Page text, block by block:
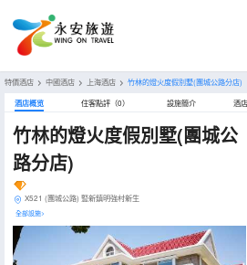
特價酒店 > 中國酒店 > 上海酒店 > 竹林的燈火度假別墅(團城公路分店)
酒店概览 住客點評（0） 設施簡介 酒
竹林的燈火度假別墅(團城公
路分店)
X521 (團城公路) 豎新鎮明強村新生
全部設施>